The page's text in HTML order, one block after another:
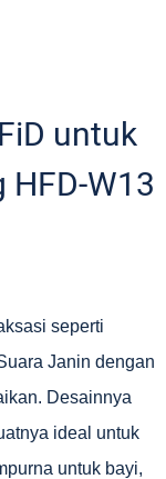
untuk
HFD-W13
seperti
Janin dengan
Desainnya
ideal untuk
untuk bayi,